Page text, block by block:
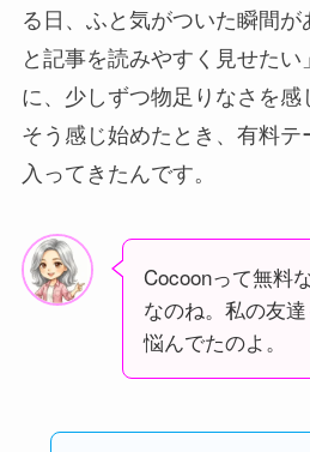
る日、ふと気がついた瞬間
と記事を読みやすく見せた
に、少しずつ物足りなさを
そう感じ始めたとき、有料
入ってきたんです。
Cocoonって無料
なのね。私の友
悩んでたのよ。